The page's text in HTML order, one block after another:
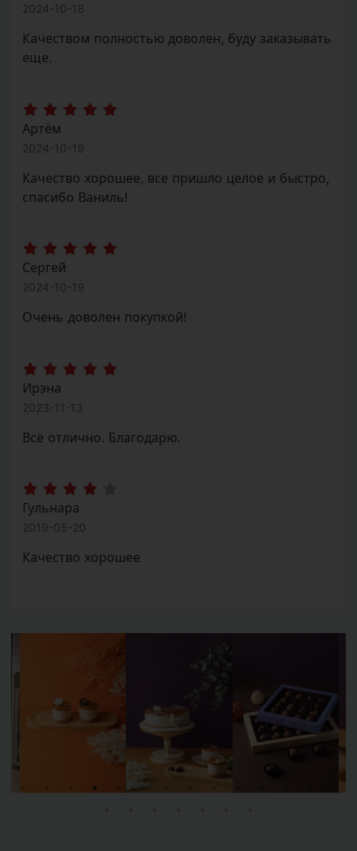
2024-10-18
Качеством полностью доволен, буду заказывать
еще.
Артём
2024-10-19
Качество хорошее, все пришло целое и быстро,
спасибо Ваниль!
Сергей
2024-10-19
Очень доволен покупкой!
Ирэна
2023-11-13
Всё отлично. Благодарю.
Гульнара
2019-05-20
Качество хорошее